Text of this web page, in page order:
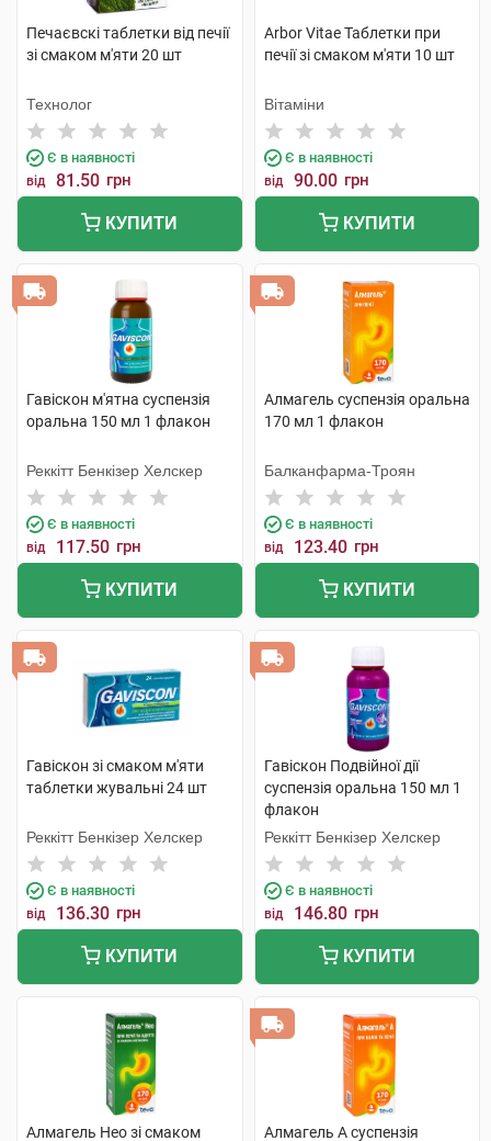
Печаєвскі таблетки від печії
зі смаком м'яти 20 шт
Технолог
Є в наявності
від 81.50 грн
КУПИТИ
Arbor Vitae Таблетки при
печії зі смаком м'яти 10 шт
Вітаміни
Є в наявності
від 90.00 грн
КУПИТИ
Гавіскон м'ятна суспензія
оральна 150 мл 1 флакон
Реккітт Бенкізер Хелскер
Є в наявності
від 117.50 грн
КУПИТИ
Алмагель суспензія оральна
170 мл 1 флакон
Балканфарма-Троян
Є в наявності
від 123.40 грн
КУПИТИ
Гавіскон зі смаком м'яти
таблетки жувальні 24 шт
Реккітт Бенкізер Хелскер
Є в наявності
від 136.30 грн
КУПИТИ
Гавіскон Подвійної дії
суспензія оральна 150 мл 1
флакон
Реккітт Бенкізер Хелскер
Є в наявності
від 146.80 грн
КУПИТИ
Алмагель Нео зі смаком Алмагель А суспензія